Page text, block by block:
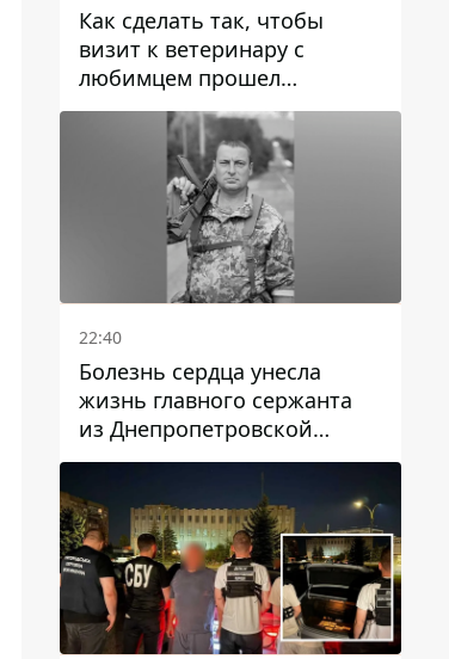
Как сделать так, чтобы
визит к ветеринару с
любимцем прошел
спокойно: простые советы
22:40
Болезнь сердца унесла
жизнь главного сержанта
из Днепропетровской
области Юрия Свистуна